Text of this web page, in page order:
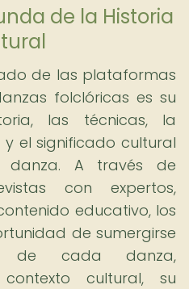
de la Historia
de las plataformas
folclóricas es su
las técnicas, la
el significado cultural
A través de
con expertos,
educativo, los
de sumergirse
de cada danza,
cultural, su